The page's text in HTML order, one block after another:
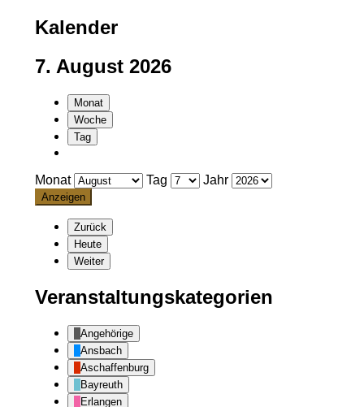
Kalender
7. August 2026
Monat
Woche
Tag
Monat Tag Jahr
Zurück
Heute
Weiter
Veranstaltungskategorien
Angehörige
Ansbach
Aschaffenburg
Bayreuth
Erlangen